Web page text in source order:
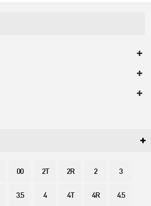
00 2T 2R 2 3
3.5 4 4T 4R 4.5